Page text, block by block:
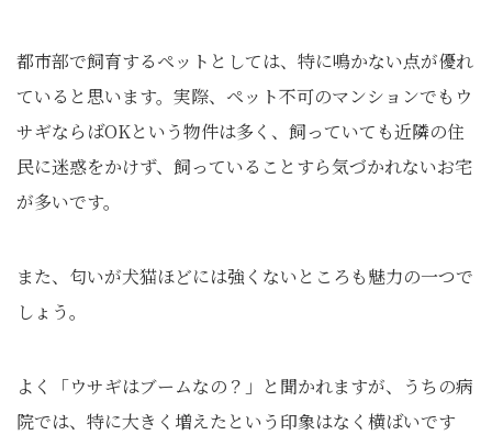
都市部で飼育するペットとしては、特に鳴かない点が優れ
ていると思います。実際、ペット不可のマンションでもウ
サギならばOKという物件は多く、飼っていても近隣の住
民に迷惑をかけず、飼っていることすら気づかれないお宅
が多いです。
また、匂いが犬猫ほどには強くないところも魅力の一つで
しょう。
よく「ウサギはブームなの？」と聞かれますが、うちの病
院では、特に大きく増えたという印象はなく横ばいです